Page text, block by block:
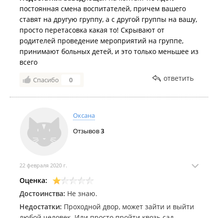
будущих воспитанников от тревоги - этот садик
точно не такой ужасный, как о нем пишут ниже.
Искренне рекомендую.
постоянная смена воспитателей, причем вашего
ставят на другую группу, а с другой группы на вашу,
просто перетасовка какая то! Скрывают от
родителей проведение мероприятий на группе,
принимают больных детей, и это только меньшее из
всего
Спасибо 0 ответить
Оксана
Отзывов3
22 февраля 2020 г.
Оценка:
Достоинства: Не знаю.
Недостатки: Проходной двор, может зайти и выйти